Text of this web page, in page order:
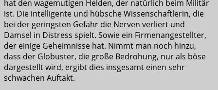
hat den wagemutigen Helden, der natürlich beim Militär
ist. Die intelligente und hübsche Wissenschaftlerin, die
bei der geringsten Gefahr die Nerven verliert und
Damsel in Distress spielt. Sowie ein Firmenangestellter,
der einige Geheimnisse hat. Nimmt man noch hinzu,
dass der Globuster, die große Bedrohung, nur als böse
dargestellt wird, ergibt dies insgesamt einen sehr
schwachen Auftakt.